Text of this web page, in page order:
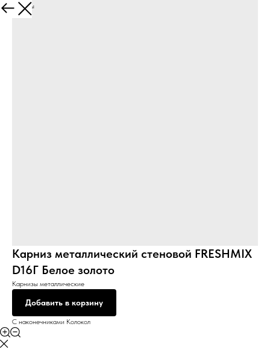
Все товары
Карниз металлический стеновой FRESHMIX
D16Г Белое золото
Карнизы металлические
Добавить в корзину
С наконечниками Колокол